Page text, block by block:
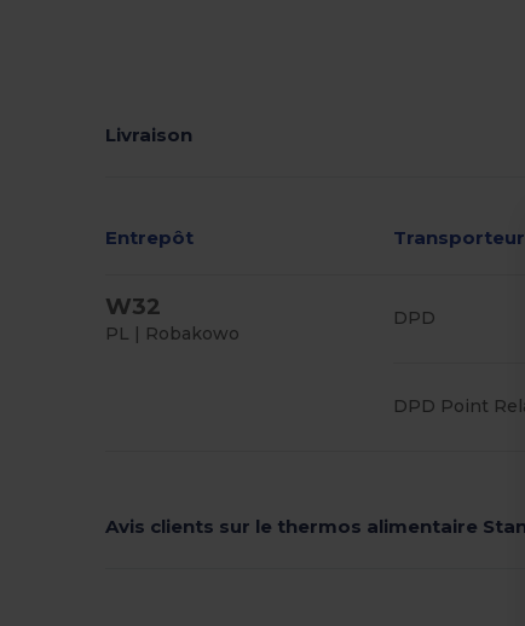
Livraison
Entrepôt
W32
PL | Robakowo
DPD
DPD Point
Avis clients sur le thermos alimentaire